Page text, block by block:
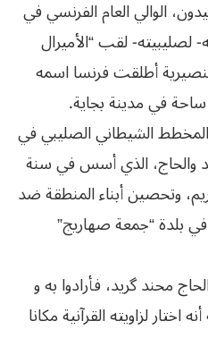
الوالي العام الفرنسي في
لصليبيته- لقب “الأميرال
أطلقت فرنسا اسمه
في مدينة بجاية.
الشيطاني الصليبي في
والحاج، الذي أسس في سنة
الكريم، وتحصين أبناء المنطقة ضد
بلدة “جمعة صهاريج”
محند گرید، فأرادوا به و
لزاويته القرآنية مكانا